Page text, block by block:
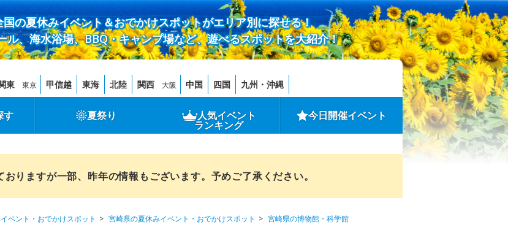
の夏休みイベント＆おでかけスポットがエリア別に探せる！
ル、海水浴場、BBQ・キャンプ場など、遊べるスポットを大紹介！
東 東京 甲信越 東海 北陸 関西 大阪 中国 四国 九州・沖縄
す 夏祭り 人気イベント
ランキング
今日開催イベント
りますが一部、昨年の情報もございます。予めご了承ください。
ベント・おでかけスポット 宮崎県の夏休みイベント・おでかけスポット
宮崎県の博物館・科学館